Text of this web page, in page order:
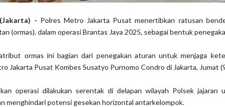
- Polres Metro Jakarta Pusat menertibkan ratusan
(ormas). dalam operasi Brantas Jaya 2025, sebagai bentuk
ormas ini bagian dari penegakan aturan untuk menjaga
Jakarta Pusat Kombes Susatyo Purnomo Condro di Jakarta, Jumat
operasi dilakukan serentak di delapan wilayah Polsek jajaran
menghindari potensi gesekan horizontal antarkelompok.